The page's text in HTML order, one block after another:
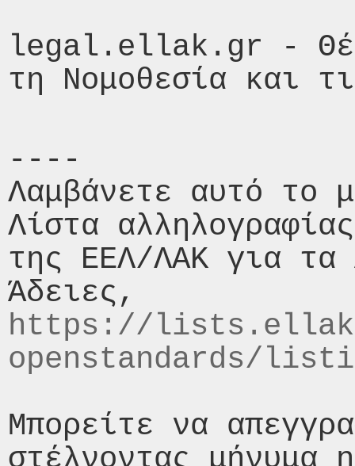
legal.ellak.gr -
----
Λαμβάνετε αυτό το
Λίστα
της ΕΕΛ/ΛΑΚ για τα
https://
openstandards/
Μπορείτε να